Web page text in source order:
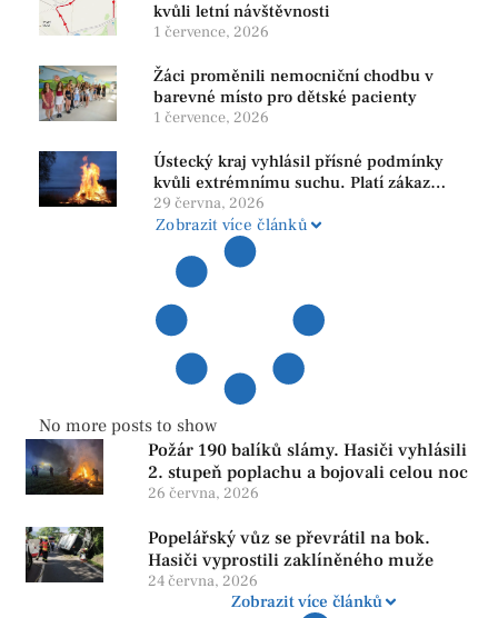
kvůli letní návštěvnosti
1 července, 2026
Žáci proměnili nemocniční chodbu v
barevné místo pro dětské pacienty
1 července, 2026
Ústecký kraj vyhlásil přísné podmínky
kvůli extrémnímu suchu. Platí zákaz
ohňů i pyrotechniky
29 června, 2026
Zobrazit více článků
No more posts to show
Požár 190 balíků slámy. Hasiči vyhlásili
2. stupeň poplachu a bojovali celou noc
26 června, 2026
Popelářský vůz se převrátil na bok.
Hasiči vyprostili zaklíněného muže
24 června, 2026
Zobrazit více článků